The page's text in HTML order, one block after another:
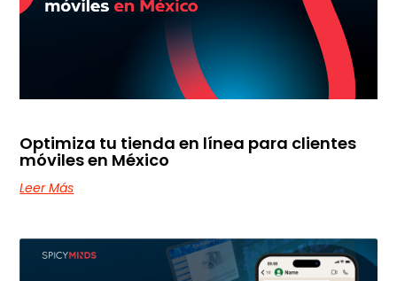
Optimiza tu tienda en línea para clientes
móviles en México
Leer Más